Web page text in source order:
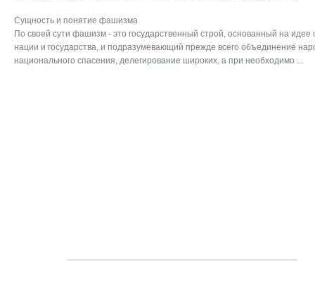
Сущность и понятие фашизма
По своей сути фашизм - это государственный строй, основанный на идее
нации и государства, и подразумевающий прежде всего объединение
национального спасения, делегирование широких, а при необходимо ...